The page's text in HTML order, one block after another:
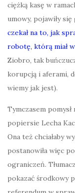
ciężką kasę w
umowy, pojawiły się
czekał na to, jak
robotę, którą miał
Ziobro, tak
korupcją i aferami,
wiemy jak jest).
Tymczasem
popiersie Lecha
Ona też chciałaby
postanowiła więc
ograniczeń.
pokazać środkowy